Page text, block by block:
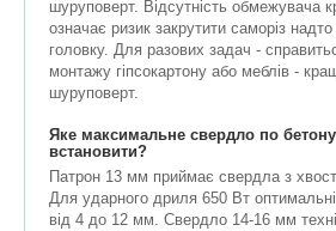
шуруповерт. Відсутність обмежувача
означає ризик закрутити саморіз
головку. Для разових задач -
монтажу гіпсокартону або меблів -
шуруповерт.
Яке максимальне свердло по
встановити?
Патрон 13 мм приймає свердла з
Для ударного дриля 650 Вт
від 4 до 12 мм. Свердло 14-16 мм